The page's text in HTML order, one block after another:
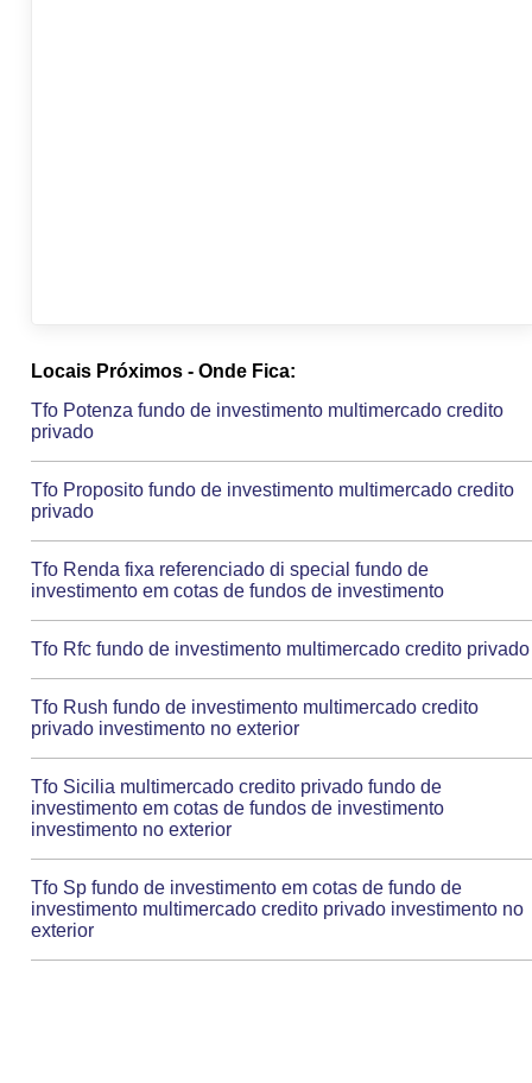
Locais Próximos - Onde Fica:
Tfo Potenza fundo de investimento multimercado credito
privado
Tfo Proposito fundo de investimento multimercado credito
privado
Tfo Renda fixa referenciado di special fundo de
investimento em cotas de fundos de investimento
Tfo Rfc fundo de investimento multimercado credito privado
Tfo Rush fundo de investimento multimercado credito
privado investimento no exterior
Tfo Sicilia multimercado credito privado fundo de
investimento em cotas de fundos de investimento
investimento no exterior
Tfo Sp fundo de investimento em cotas de fundo de
investimento multimercado credito privado investimento no
exterior